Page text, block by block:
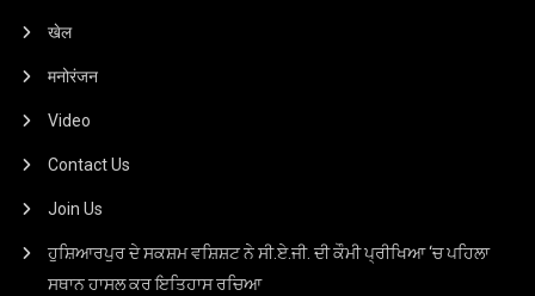
खेल
मनोरंजन
Video
Contact Us
Join Us
ਹੁਸ਼ਿਆਰਪੁਰ ਦੇ ਸਕਸ਼ਮ ਵਸ਼ਿਸ਼ਟ ਨੇ ਸੀ.ਏ.ਜੀ. ਦੀ ਕੌਮੀ ਪ੍ਰੀਖਿਆ ‘ਚ ਪਹਿਲਾ
ਸਥਾਨ ਹਾਸਲ ਕਰ ਇਤਿਹਾਸ ਰਚਿਆ